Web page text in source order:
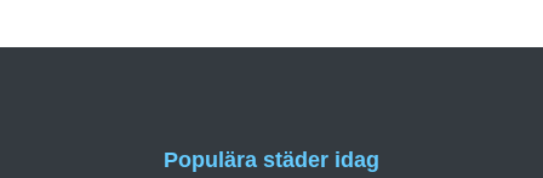
Populära städer idag